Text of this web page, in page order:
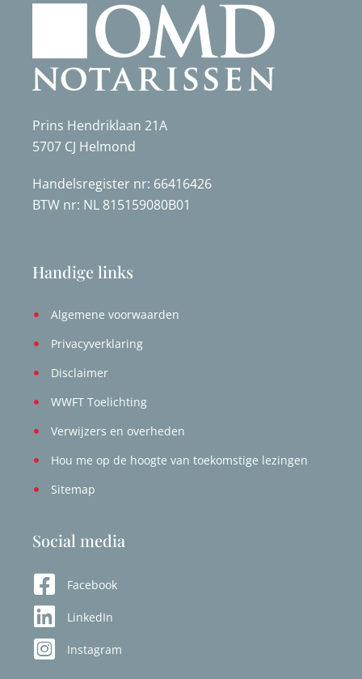
Prins Hendriklaan 21A
5707 CJ Helmond
Handelsregister nr: 66416426
BTW nr: NL 815159080B01
Handige links
Algemene voorwaarden
Privacyverklaring
Disclaimer
WWFT Toelichting
Verwijzers en overheden
Hou me op de hoogte van toekomstige lezingen
Sitemap
Social media
Facebook
LinkedIn
Instagram